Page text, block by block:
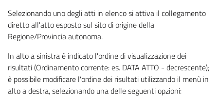
Selezionando uno degli atti in elenco si attiva il collegamento
diretto all'atto esposto sul sito di origine della
Regione/Provincia autonoma.
In alto a sinistra è indicato l'ordine di visualizzazione dei
risultati (Ordinamento corrente: es. DATA ATTO - decrescente);
è possibile modificare l'ordine dei risultati utilizzando il menù in
alto a destra, selezionando una delle seguenti opzioni: